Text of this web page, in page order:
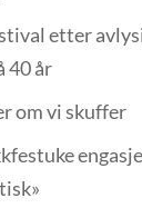
etter
40 år
om vi skuffer